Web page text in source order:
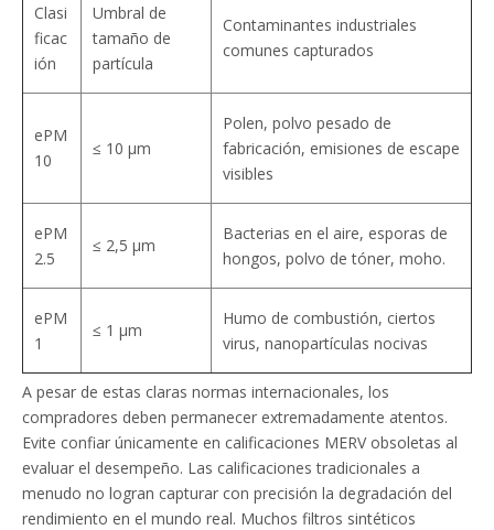
Clasi
ficac
ión
Umbral de
tamaño de
partícula
Contaminantes industriales
comunes capturados
ePM
10
≤ 10 µm
Polen, polvo pesado de
fabricación, emisiones de escape
visibles
ePM
2.5
≤ 2,5 µm
Bacterias en el aire, esporas de
hongos, polvo de tóner, moho.
ePM
1
≤ 1 µm
Humo de combustión, ciertos
virus, nanopartículas nocivas
A pesar de estas claras normas internacionales, los
compradores deben permanecer extremadamente atentos.
Evite confiar únicamente en calificaciones MERV obsoletas al
evaluar el desempeño. Las calificaciones tradicionales a
menudo no logran capturar con precisión la degradación del
rendimiento en el mundo real. Muchos filtros sintéticos